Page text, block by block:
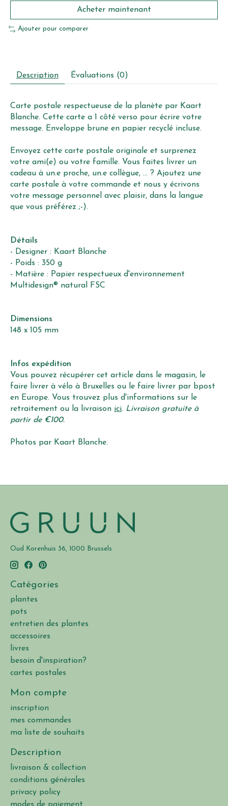
Acheter maintenant
Ajouter pour comparer
Description Évaluations (0)
Carte postale respectueuse de la planète par Kaart
Blanche. Cette carte a 1 côté verso pour écrire votre
message. Enveloppe brune en papier recyclé incluse.
Envoyez cette carte postale originale et surprenez
votre ami(e) ou votre famille. Vous faites livrer un
cadeau à un.e proche, un.e collègue, ... ? Ajoutez une
carte postale à votre commande et nous y écrivons
votre message personnel avec plaisir, dans la langue
que vous préférez ;-).
Détails
- Designer : Kaart Blanche
- Poids : 350 g
- Matière : Papier respectueux d'environnement
Multidesign® natural FSC
Dimensions
148 x 105 mm
Infos expédition
Vous pouvez récupérer cet article dans le magasin, le
faire livrer à vélo à Bruxelles ou le faire livrer par bpost
en Europe. Vous trouvez plus d'informations sur le
retraitement ou la livraison ici. Livraison gratuite à
partir de €100.
Photos par Kaart Blanche.
Oud Korenhuis 36, 1000 Brussels
Catégories
plantes
pots
entretien des plantes
accessoires
livres
besoin d'inspiration?
cartes postales
Mon compte
inscription
mes commandes
ma liste de souhaits
Description
livraison & collection
conditions générales
privacy policy
modes de paiement